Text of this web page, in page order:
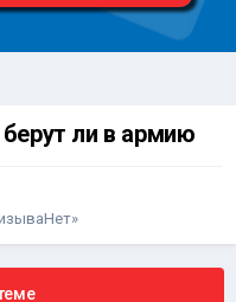
ли в армию